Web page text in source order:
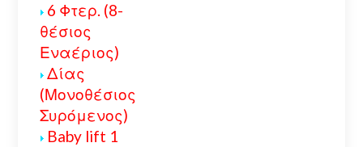
6 Φτερ. (8-
θέσιος
Εναέριος)
Δίας
(Μονοθέσιος
Συρόμενος)
Baby lift 1